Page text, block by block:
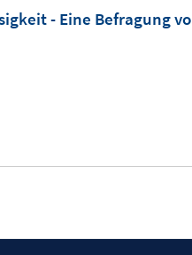
- Eine Befragung